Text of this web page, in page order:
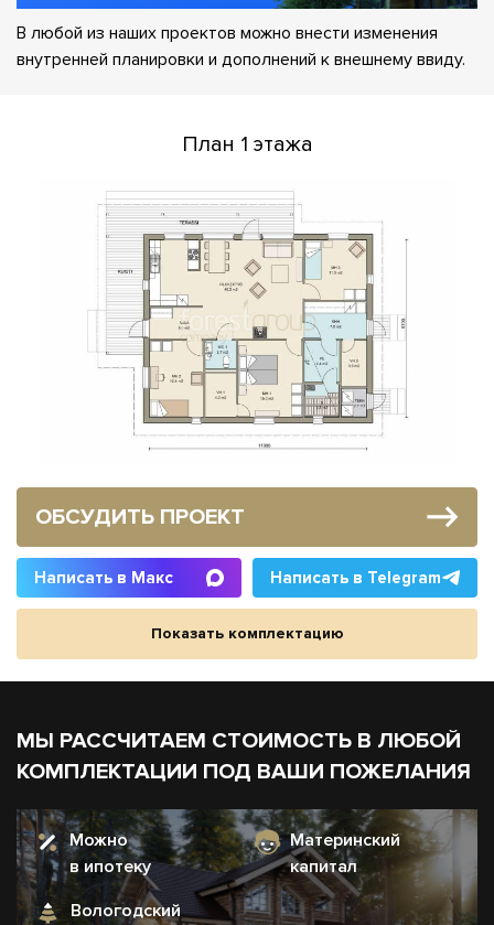
В любой из наших проектов можно внести изменения
внутренней планировки и дополнений к внешнему ввиду.
План 1 этажа
ОБСУДИТЬ ПРОЕКТ
Написать в Макс Написать в Telegram
Показать комплектацию
МЫ РАССЧИТАЕМ СТОИМОСТЬ В ЛЮБОЙ
КОМПЛЕКТАЦИИ ПОД ВАШИ ПОЖЕЛАНИЯ
Можно
в ипотеку
Материнский
капитал
Вологодский